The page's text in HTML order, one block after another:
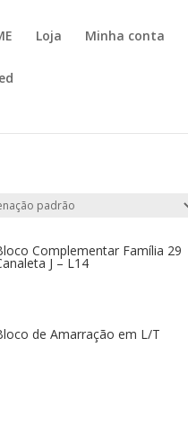
Loja Minha conta
Complementar Família 29
J – L14
de Amarração em L/T